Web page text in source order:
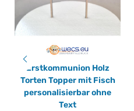
Erstkommunion Holz
Torten Topper mit Fisch
personalisierbar ohne
Text